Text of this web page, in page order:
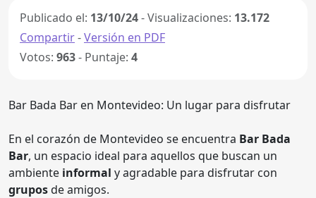
Publicado el: 13/10/24- Visualizaciones: 13.172
Compartir-Versión en PDF
Votos: 963- Puntaje: 4
Bar Bada Bar en Montevideo: Un lugar para disfrutar
En el corazón de Montevideo se encuentra Bar Bada
Bar, un espacio ideal para aquellos que buscan un
ambiente informal y agradable para disfrutar con
gruposde amigos.